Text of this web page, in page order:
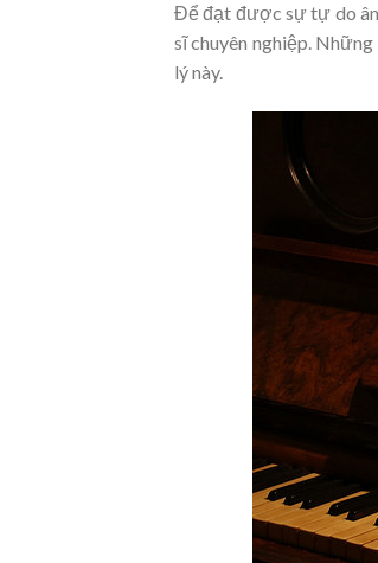
Để đạt được sự tự do
sĩ chuyên nghiệp.
lý này.